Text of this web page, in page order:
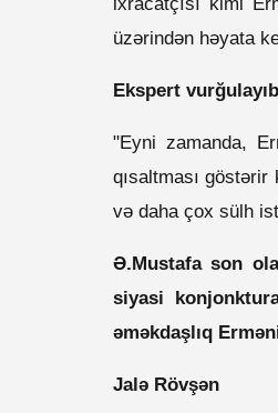
üzərindən həyata
Ekspert
"Eyni zamanda,
qısaltması
və daha çox sülh
Ə.Mustafa son
siyasi
əməkdaşlıq
Jalə Rövşən